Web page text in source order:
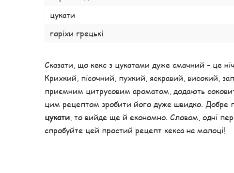
цукати
горіхи грецькі
Сказати, що кекс з цукатами дуже смачний – це
Крихкий, пісочний, пухкий, яскравий, високий,
приємним цитрусовим ароматом, додають
цим рецептом зробити його дуже швидко. Добре
цукати, то вийде ще й економно. Словом, одні
спробуйте цей простий рецепт кекса на молоці!